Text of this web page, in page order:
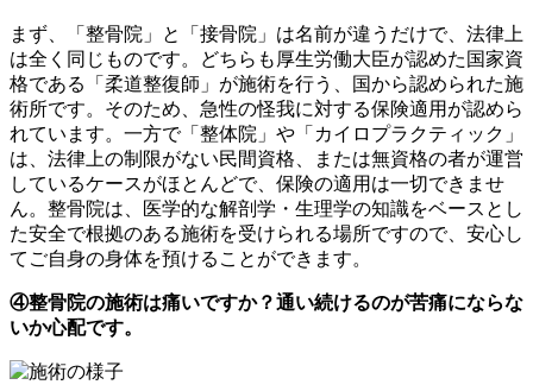
まず、「整骨院」と「接骨院」は名前が違うだけで、法律上
は全く同じものです。どちらも厚生労働大臣が認めた国家資
格である「柔道整復師」が施術を行う、国から認められた施
術所です。そのため、急性の怪我に対する保険適用が認めら
れています。一方で「整体院」や「カイロプラクティック」
は、法律上の制限がない民間資格、または無資格の者が運営
しているケースがほとんどで、保険の適用は一切できませ
ん。整骨院は、医学的な解剖学・生理学の知識をベースとし
た安全で根拠のある施術を受けられる場所ですので、安心し
てご自身の身体を預けることができます。
④整骨院の施術は痛いですか？通い続けるのが苦痛にならな
いか心配です。